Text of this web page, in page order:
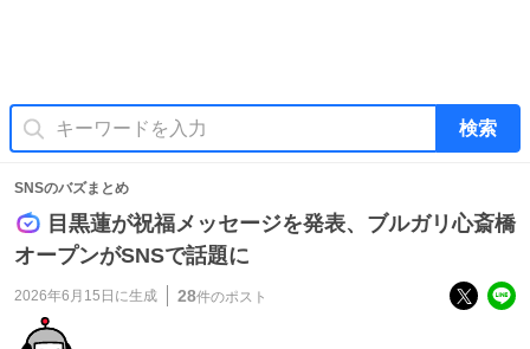
検索
SNSのバズまとめ
目黒蓮が祝福メッセージを発表、ブルガリ心斎橋
オープンがSNSで話題に
2026年6月15日 に生成 28件のポスト